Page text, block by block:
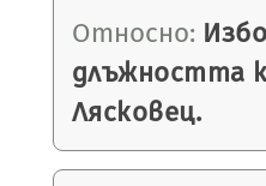
Относно:
длъжността
Лясковец.